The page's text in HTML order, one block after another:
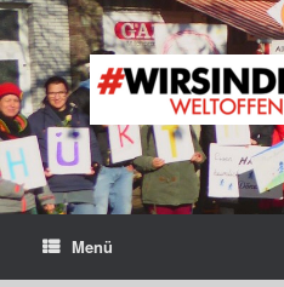
Zum
Inhalt
springen
Menü